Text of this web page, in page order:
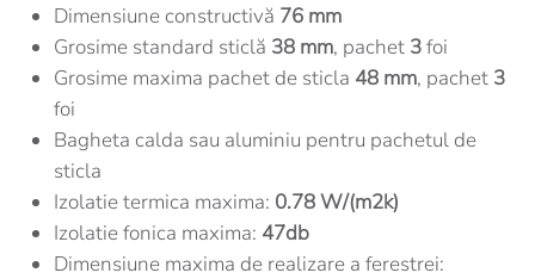
Dimensiune constructivă 76 mm
Grosime standard sticlă 38 mm, pachet 3foi
Grosime maxima pachet de sticla 48 mm, pachet 3
foi
Bagheta calda sau aluminiu pentru pachetul de
sticla
Izolatie termica maxima: 0.78 W/(m2k)
Izolatie fonica maxima: 47db
Dimensiune maxima de realizare a ferestrei: